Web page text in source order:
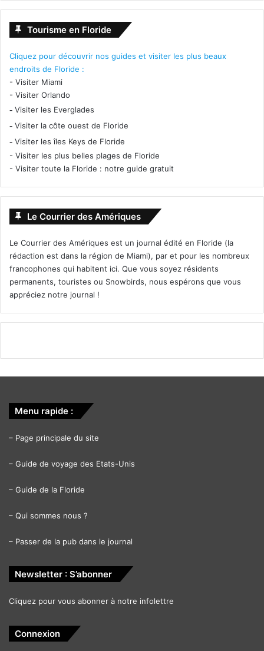
Tourisme en Floride
Cliquez pour découvrir nos guides et visiter les plus beaux
endroits de Floride :
- Visiter Miami
- Visiter Orlando
- Visiter les Everglades
- Visiter la côte ouest de Floride
- Visiter les îles Keys de Floride
- Visiter les plus belles plages de Floride
- Visiter toute la Floride : notre guide gratuit
Le Courrier des Amériques
Le Courrier des Amériques est un journal édité en Floride (la
rédaction est dans la région de Miami), par et pour les nombreux
francophones qui habitent ici. Que vous soyez résidents
permanents, touristes ou Snowbirds, nous espérons que vous
appréciez notre journal !
Menu rapide :
– Page principale du site
– Guide de voyage des Etats-Unis
– Guide de la Floride
– Qui sommes nous ?
– Passer de la pub dans le journal
Newsletter : S’abonner
Cliquez pour vous abonner à notre infolettre
Connexion